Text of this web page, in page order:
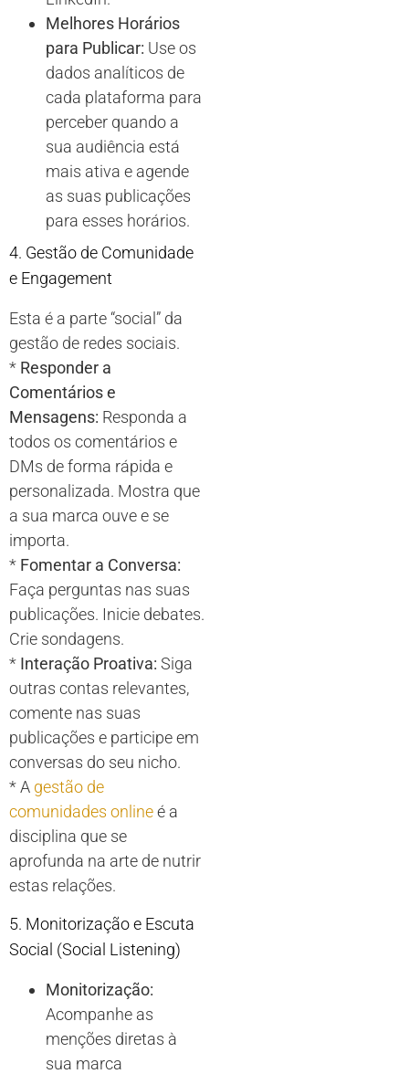
Melhores Horários
para Publicar: Use os
dados analíticos de
cada plataforma para
perceber quando a
sua audiência está
mais ativa e agende
as suas publicações
para esses horários.
4. Gestão de Comunidade
e Engagement
Esta é a parte “social” da
gestão de redes sociais.
* Responder a
Comentários e
Mensagens: Responda a
todos os comentários e
DMs de forma rápida e
personalizada. Mostra que
a sua marca ouve e se
importa.
* Fomentar a Conversa:
Faça perguntas nas suas
publicações. Inicie debates.
Crie sondagens.
* Interação Proativa: Siga
outras contas relevantes,
comente nas suas
publicações e participe em
conversas do seu nicho.
* A gestão de
comunidades onlineé a
disciplina que se
aprofunda na arte de nutrir
estas relações.
5. Monitorização e Escuta
Social (Social Listening)
Monitorização:
Acompanhe as
menções diretas à
sua marca